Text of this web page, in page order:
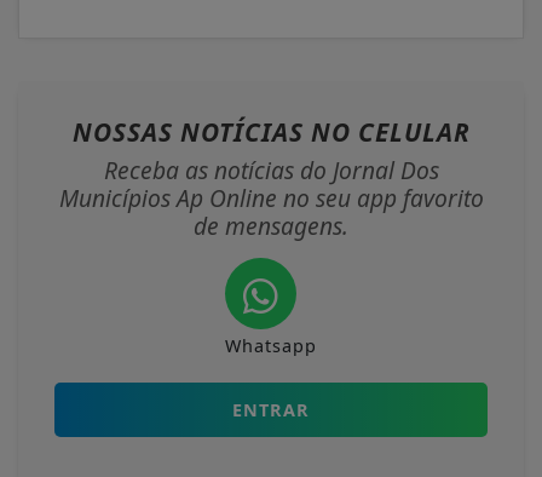
NOSSAS NOTÍCIAS NO CELULAR
Receba as notícias do Jornal Dos
Municípios Ap Online no seu app favorito
de mensagens.
Whatsapp
ENTRAR